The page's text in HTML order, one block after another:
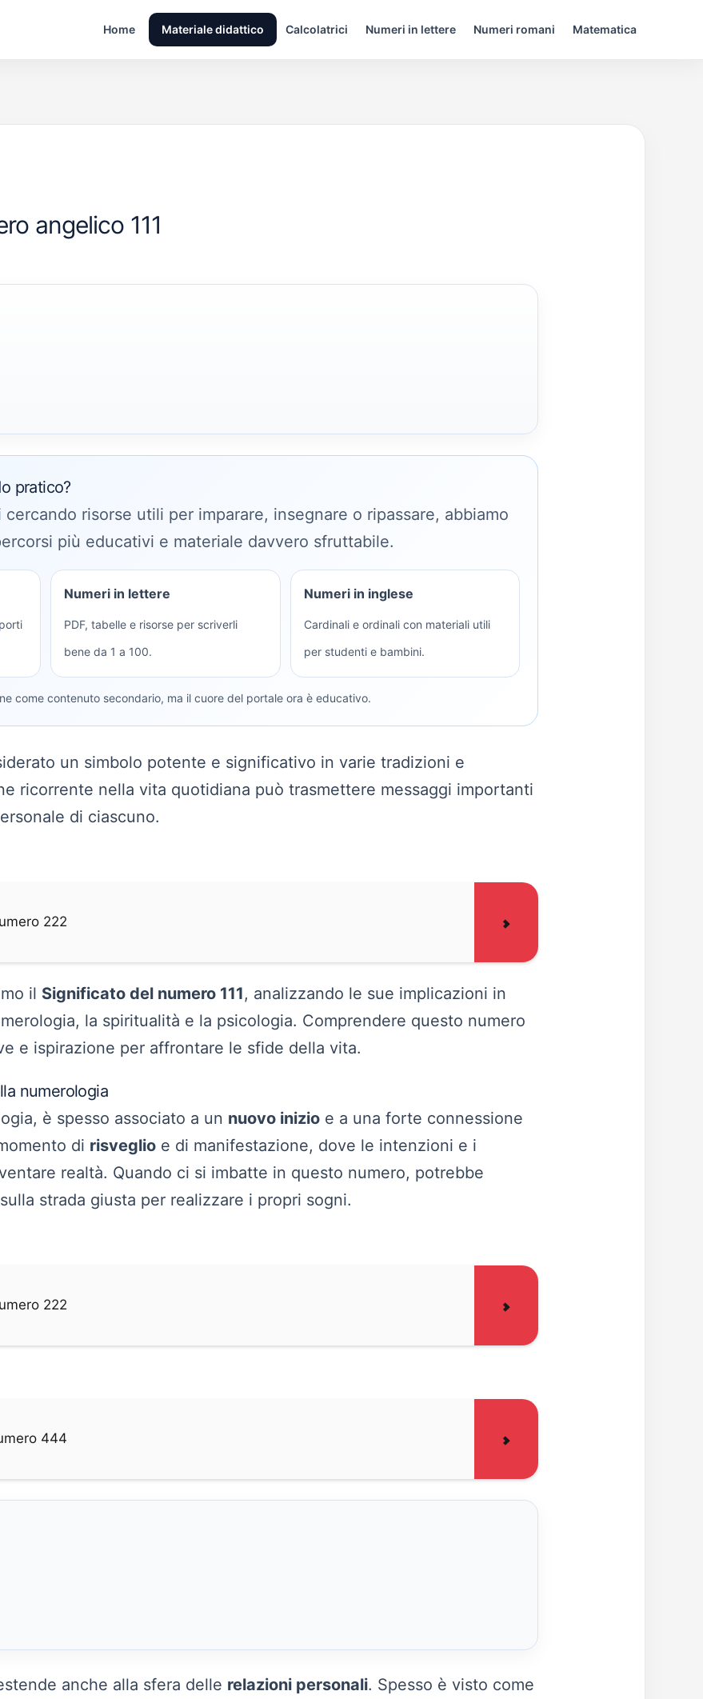
Home Materiale didattico Calcolatrici Numeri in lettere Numeri romani Matematica
angelico 111
pratico?
risorse utili per imparare, insegnare o ripassare, abbiamo
più educativi e materiale davvero sfruttabile.
Numeri in lettere
PDF, tabelle e risorse per scriverli
bene da 1 a 100.
Numeri in inglese
Cardinali e ordinali con materiali utili
per studenti e bambini.
come contenuto secondario, ma il cuore del portale ora è educativo.
un simbolo potente e significativo in varie tradizioni e
ricorrente nella vita quotidiana può trasmettere messaggi importanti
di ciascuno.
222
il Significato del numero 111, analizzando le sue implicazioni in
la spiritualità e la psicologia. Comprendere questo numero
e ispirazione per affrontare le sfide della vita.
numerologia
è spesso associato a un nuovo inizio e a una forte connessione
di risveglio e di manifestazione, dove le intenzioni e i
realtà. Quando ci si imbatte in questo numero, potrebbe
strada giusta per realizzare i propri sogni.
222
444
anche alla sfera delle relazioni personali. Spesso è visto come